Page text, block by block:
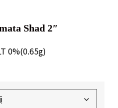
Shad 2″
0%(0.65g)